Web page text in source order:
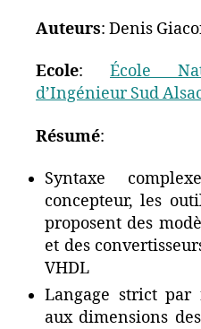
Auteurs: Denis
Ecole: École
d’Ingénieur Sud
Résumé:
Syntaxe
concepteur, les
proposent des
et des
VHDL
Langage strict
aux dimensions